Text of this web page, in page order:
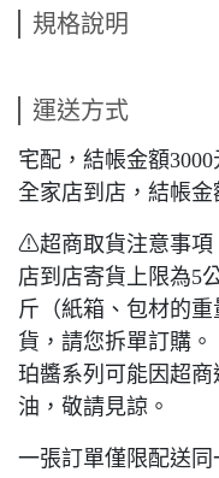
規格說明
運送方式
宅配，結帳金額
全家店到店，結帳金
⚠超商取貨注意事項
店到店寄貨上限為5
斤（紙箱、包材的
貨，請您拆單訂購。
珀醬系列可能因超
油，敬請見諒。
一張訂單僅限配送